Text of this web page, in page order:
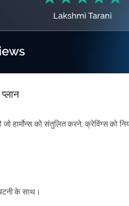
हार्मोन्स को संतुलित करने, क्रेविंग्स को
के साथ।